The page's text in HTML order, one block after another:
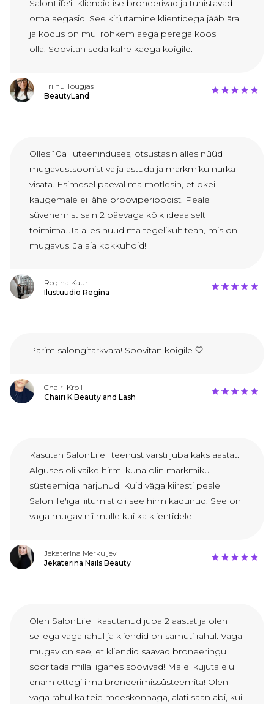
SalonLife'i. Kliendid ise broneerivad ja tühistavad
oma aegasid. See kirjutamine klientidega jääb ära
ja kodus on mul rohkem aega perega koos
olla. Soovitan seda kahe käega kõigile.
Triinu Tõugjas
BeautyLand
Olles 10a iluteeninduses, otsustasin alles nüüd
mugavustsoonist välja astuda ja märkmiku nurka
visata. Esimesel päeval ma mõtlesin, et okei
kaugemale ei lähe prooviperioodist. Peale
süvenemist sain 2 päevaga kõik ideaalselt
toimima. Ja alles nüüd ma tegelikult tean, mis on
mugavus. Ja aja kokkuhoid!
Regina Kaur
Ilustuudio Regina
Parim salongitarkvara! Soovitan kõigile 🤍
Chairi Kroll
Chairi K Beauty and Lash
Kasutan SalonLife'i teenust varsti juba kaks aastat.
Alguses oli väike hirm, kuna olin märkmiku
süsteemiga harjunud. Kuid väga kiiresti peale
Salonlife'iga liitumist oli see hirm kadunud. See on
väga mugav nii mulle kui ka klientidele!
Jekaterina Merkuljev
Jekaterina Nails Beauty
Olen SalonLife'i kasutanud juba 2 aastat ja olen
sellega väga rahul ja kliendid on samuti rahul. Väga
mugav on see, et kliendid saavad broneeringu
sooritada millal iganes soovivad! Ma ei kujuta elu
enam ettegi ilma broneerimissûsteemita! Olen
väga rahul ka teie meeskonnaga, alati saan abi, kui